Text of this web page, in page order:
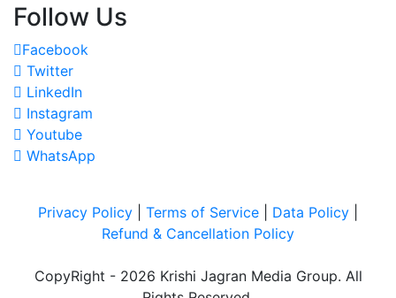
Follow Us
Facebook
Twitter
LinkedIn
Instagram
Youtube
WhatsApp
Privacy Policy Terms of Service Data Policy
Refund & Cancellation Policy
CopyRight - 2026 Krishi Jagran Media Group. All